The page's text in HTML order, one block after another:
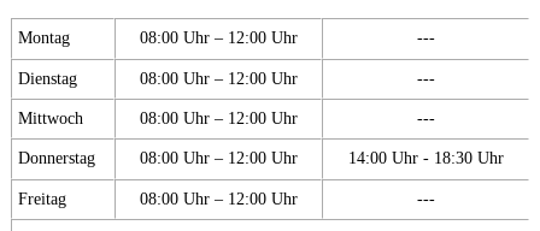
Montag 08:00 Uhr – 12:00 Uhr ---
Dienstag 08:00 Uhr – 12:00 Uhr ---
Mittwoch 08:00 Uhr – 12:00 Uhr ---
Donnerstag 08:00 Uhr – 12:00 Uhr 14:00 Uhr - 18:30 Uhr
Freitag 08:00 Uhr – 12:00 Uhr ---